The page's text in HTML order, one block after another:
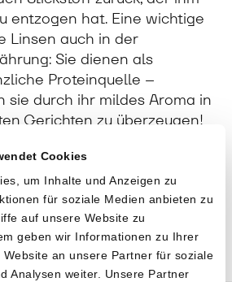
Cookies
um Inhalte und Anzeigen zu
für soziale Medien anbieten zu
auf unsere Website zu
geben wir Informationen zu Ihrer
an unsere Partner für soziale
Analysen weiter. Unsere Partner
entzogen hat. Eine wichtige
Linsen auch in der
Sie dienen als
Proteinquelle –
sie durch ihr mildes Aroma in
Gerichten zu überzeugen!
(die Linsen müssen nicht
werden).